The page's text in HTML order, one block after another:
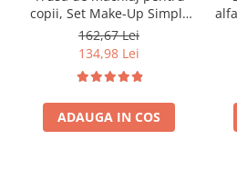
copii, Set Make-Up Simply
Joy, cu 47 de elemente
pentru make-up, rujuri,
farduri, oja, Design inedit,
geanta cu maner pentru
transport, pentru fetite de
3,4,5,6,7,8,9 ani
162,67 Lei
134,98 Lei
ADAUGA IN COS